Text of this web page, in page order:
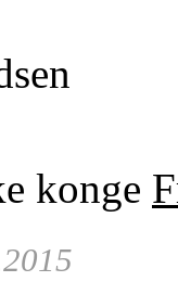
konge